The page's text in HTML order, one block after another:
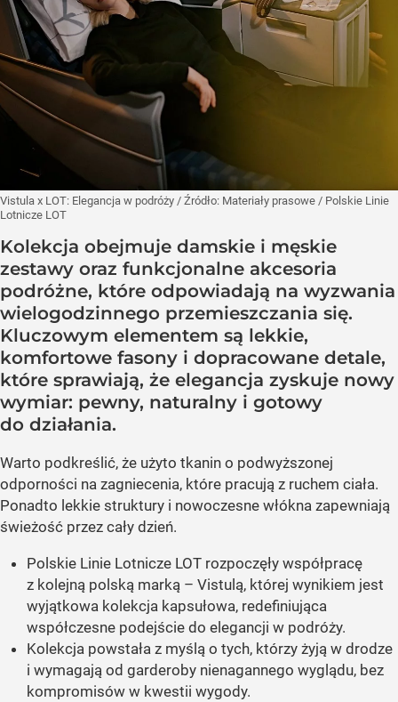
Vistula x LOT: Elegancja w podróży / Źródło: Materiały prasowe / Polskie Linie
Lotnicze LOT
Kolekcja obejmuje damskie i męskie
zestawy oraz funkcjonalne akcesoria
podróżne, które odpowiadają na wyzwania
wielogodzinnego przemieszczania się.
Kluczowym elementem są lekkie,
komfortowe fasony i dopracowane detale,
które sprawiają, że elegancja zyskuje nowy
wymiar: pewny, naturalny i gotowy
do działania.
Warto podkreślić, że użyto tkanin o podwyższonej
odporności na zagniecenia, które pracują z ruchem ciała.
Ponadto lekkie struktury i nowoczesne włókna zapewniają
świeżość przez cały dzień.
Polskie Linie Lotnicze LOT rozpoczęły współpracę
z kolejną polską marką – Vistulą, której wynikiem jest
wyjątkowa kolekcja kapsułowa, redefiniująca
współczesne podejście do elegancji w podróży.
Kolekcja powstała z myślą o tych, którzy żyją w drodze
i wymagają od garderoby nienagannego wyglądu, bez
kompromisów w kwestii wygody.